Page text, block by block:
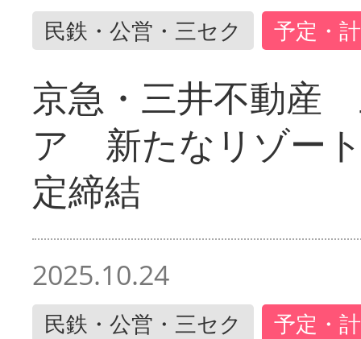
民鉄・公営・三セク 予定・
京急・三井不動産
ア 新たなリゾー
定締結
2025.10.24
民鉄・公営・三セク 予定・